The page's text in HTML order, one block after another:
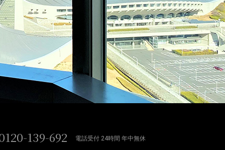
139-692 電話受付 24時間 年中無休